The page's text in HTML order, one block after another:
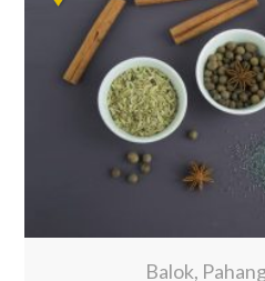
Balok,